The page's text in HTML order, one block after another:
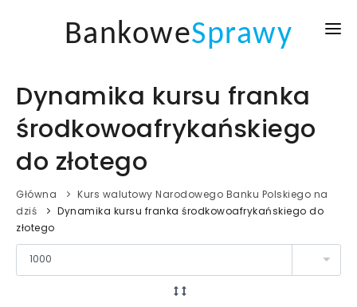
BankoweSprawy
KREDYTY I POŻYCZKI
KURSY WALUT
AKTUALNOŚCI
BLOG
ZALOGUJ SIĘ
Dynamika kursu franka
środkowoafrykańskiego
do złotego
Główna
Kurs walutowy Narodowego Banku Polskiego na
dziś
Dynamika kursu franka środkowoafrykańskiego do
złotego